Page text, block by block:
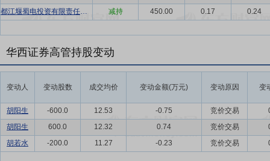
都江堰蜀电投资有限责任公司
减持 450.00 0.17 0.24
华西证券高管持股变动
变动人 变动股数 成交均价 变动金额(万元) 变动原因 变
胡阳生 -600.0 12.53 -0.75 竞价交易
胡阳生
600.0 12.32 0.74 竞价交易
胡若水
-200.0 11.27 -0.23 竞价交易